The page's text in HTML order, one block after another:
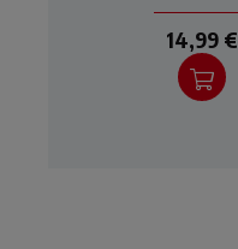
14,99 €